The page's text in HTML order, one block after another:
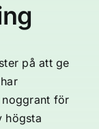
på att ge
noggrant för
högsta